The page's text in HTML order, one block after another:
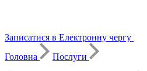
Записатися в Електронну чергу
Головна
Послуги